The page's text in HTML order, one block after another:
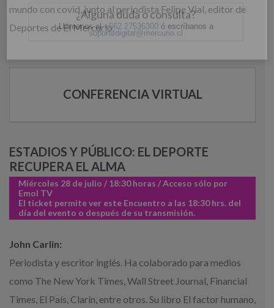
mundo con covid, junto al periodista Felipe Vial, editor de
Deportes de El Mercurio.
CONFERENCIA VIRTUAL
ESTADIOS Y PÚBLICO: EL DEPORTE
RECUPERA EL ALMA
Miércoles 28 de julio / 18:30 horas / Acceso sólo por
Emol TV
El ticket permite ver este Encuentro a las 18:30 hrs. del
día del evento o después de su transmisión.
John Carlin:
Periodista y escritor inglés. Ha colaborado para medios
como The New York Times, Wall Street Journal, Financial
Times, El País, Clarín, entre otros. Su libro El factor humano,
¿ No tiene una suscripción digital a
Suscríbase
soportedigital@mercurio.cl